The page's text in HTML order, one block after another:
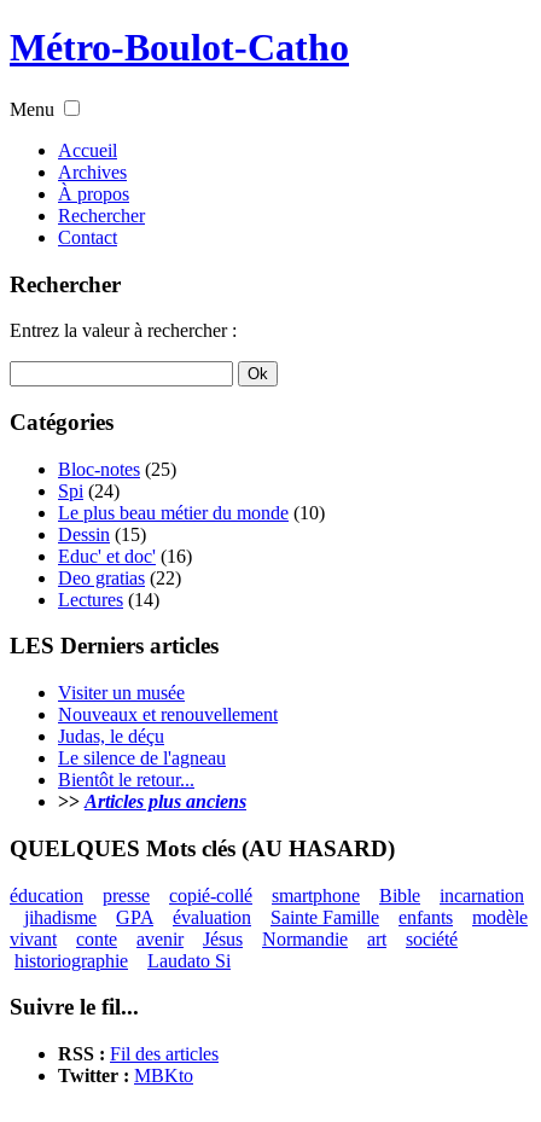
Métro-Boulot-Catho
Menu
Accueil
Archives
À propos
Rechercher
Contact
Rechercher
Entrez la valeur à rechercher :
Catégories
Bloc-notes (25)
Spi (24)
Le plus beau métier du monde (10)
Dessin (15)
Educ' et doc' (16)
Deo gratias (22)
Lectures (14)
LES Derniers articles
Visiter un musée
Nouveaux et renouvellement
Judas, le déçu
Le silence de l'agneau
Bientôt le retour...
>> Articles plus anciens
QUELQUES Mots clés (AU HASARD)
éducation presse copié-collé smartphone Bible
incarnation
jihadisme
GPA évaluation Sainte Famille enfants
modèle
vivant
conte avenir Jésus Normandie art
société
historiographie
Laudato Si
Suivre le fil...
RSS : Fil des articles
Twitter : MBKto